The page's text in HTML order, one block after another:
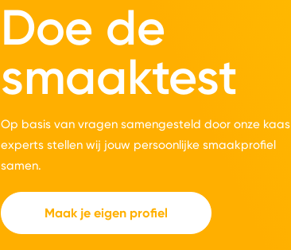
Doe de
smaaktest
Op basis van vragen samengesteld door onze kaas
experts stellen wij jouw persoonlijke smaakprofiel
samen.
Maak je eigen profiel